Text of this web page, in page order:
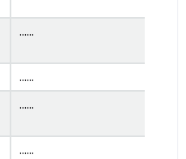
......
......
......
......